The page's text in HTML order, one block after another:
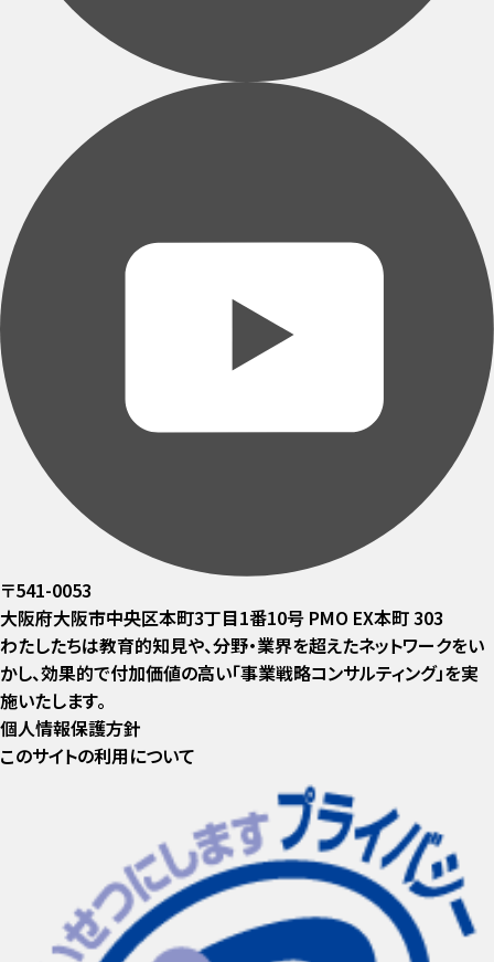
〒541-0053
大阪府大阪市中央区本町3丁目1番10号 PMO EX本町 303
わたしたちは教育的知見や、分野・業界を超えたネットワークをい
かし、効果的で付加価値の高い「事業戦略コンサルティング」を実
施いたします。
個人情報保護方針
このサイトの利用について